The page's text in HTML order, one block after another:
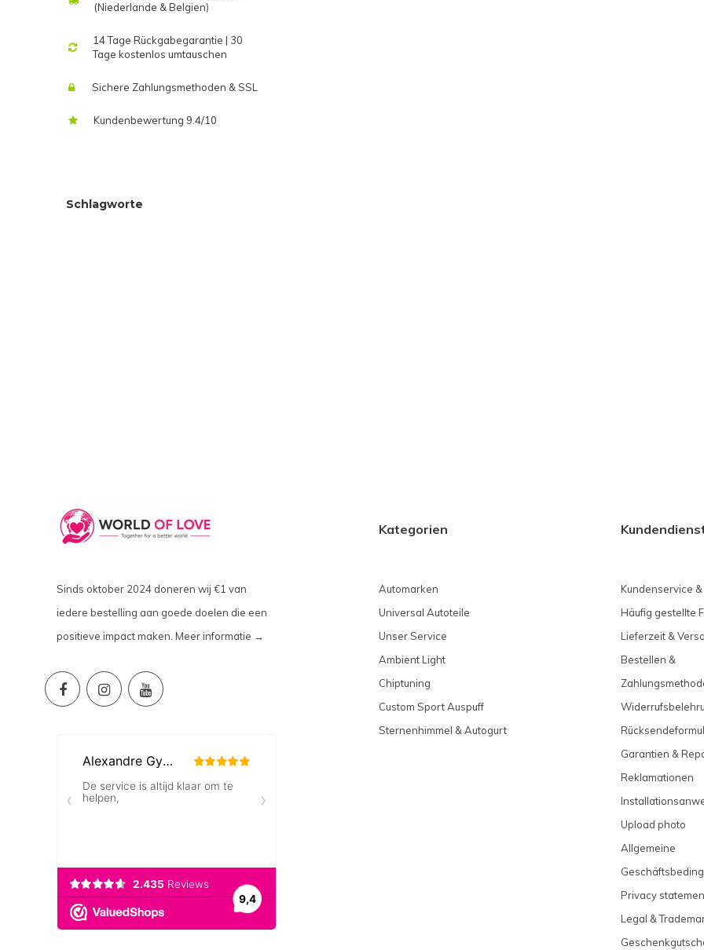
(Niederlande & Belgien)
14 Tage Rückgabegarantie | 30
Tage kostenlos umtauschen
Sichere Zahlungsmethoden & SSL
Kundenbewertung 9.4/10
Schlagworte
Sinds oktober 2024 doneren wij €1 van
iedere bestelling aan goede doelen die een
positieve impact maken. Meer informatie →
Kategorien
Automarken
Universal Autoteile
Unser Service
Ambient Light
Chiptuning
Custom Sport Auspuff
Sternenhimmel & Autogurt
Kundenservice
Häufig gestellte
Lieferzeit &
Bestellen &
Garantien &
Reklamationen
Upload photo
Allgemeine
Privacy
Legal &